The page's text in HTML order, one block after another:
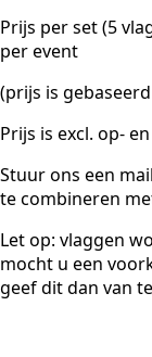
Prijs per set (5
per event
(prijs is
Prijs is excl. op-
Stuur ons een
te combineren
Let op: vlaggen
mocht u een
geef dit dan van